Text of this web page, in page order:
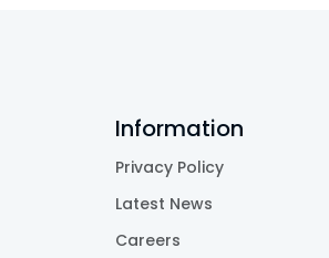
Information
Privacy Policy
Latest News
Careers